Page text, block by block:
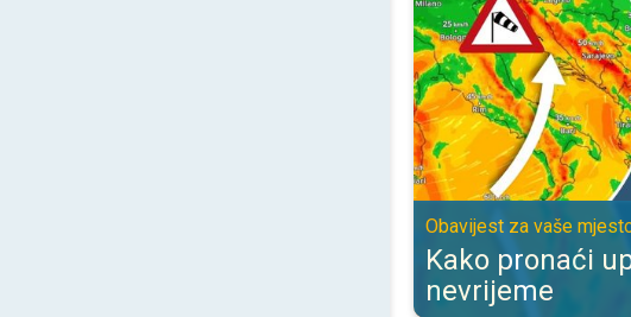
Obavijest za vaše
Kako pronaći
nevrijeme